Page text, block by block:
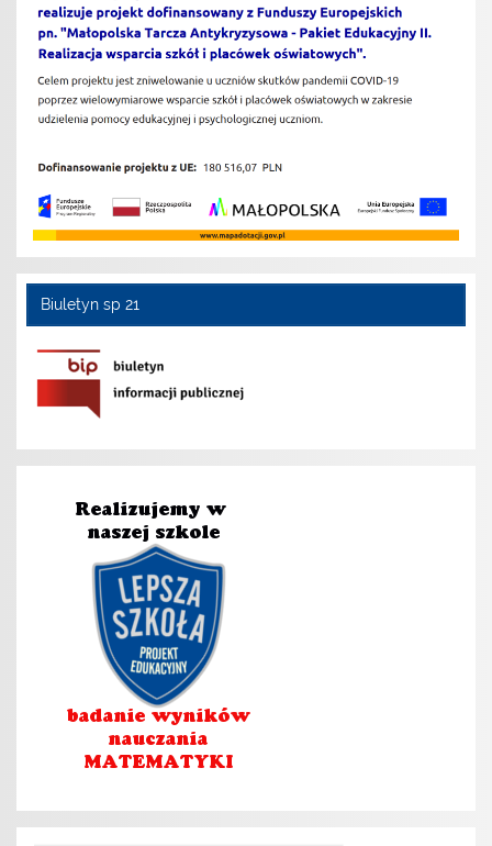
Biuletyn sp 21